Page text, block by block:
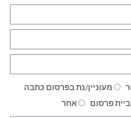
מעוניין/נת בפרסום כתבה
פרסום
אחר